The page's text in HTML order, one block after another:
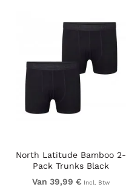
North Latitude Bamboo 2-
Pack Trunks Black
Van 39,99 € Incl. Btw